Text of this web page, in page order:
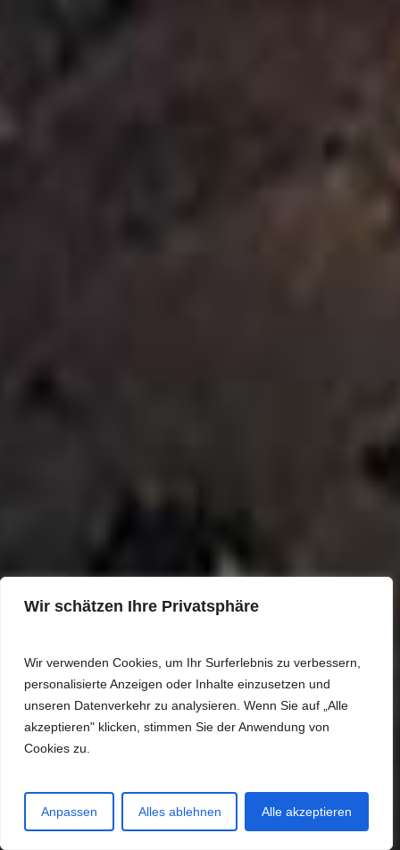
Wir schätzen Ihre Privatsphäre
Wir verwenden Cookies, um Ihr Surferlebnis zu verbessern,
personalisierte Anzeigen oder Inhalte einzusetzen und
unseren Datenverkehr zu analysieren. Wenn Sie auf „Alle
akzeptieren" klicken, stimmen Sie der Anwendung von
Cookies zu.
Anpassen Alles ablehnen Alle akzeptieren
2022 · HL122 ·
Jagdsaison 2022/23 · v2